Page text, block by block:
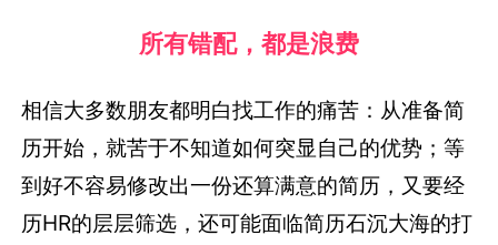
所有错配，都是浪费
相信大多数朋友都明白找工作的痛苦：从准备简
历开始，就苦于不知道如何突显自己的优势；等
到好不容易修改出一份还算满意的简历，又要经
历HR的层层筛选，还可能面临简历石沉大海的打